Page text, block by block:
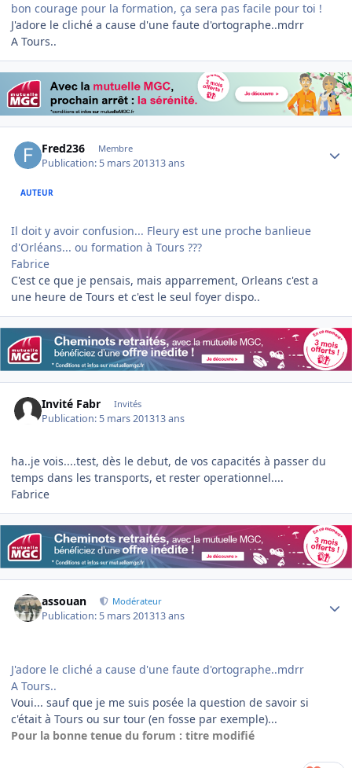
bon courage pour la formation, ça sera pas facile pour toi !
J'adore le cliché a cause d'une faute d'ortographe..mdrr
A Tours..
Fred236 Membre
Publication: 5 mars 201313 ans
AUTEUR
Il doit y avoir confusion... Fleury est une proche banlieue
d'Orléans... ou formation à Tours ???
Fabrice
C'est ce que je pensais, mais apparrement, Orleans c'est a
une heure de Tours et c'est le seul foyer dispo..
Invité Fabr Invités
Publication: 5 mars 201313 ans
ha..je vois....test, dès le debut, de vos capacités à passer du
temps dans les transports, et rester operationnel....
Fabrice
assouan Modérateur
Publication: 5 mars 201313 ans
J'adore le cliché a cause d'une faute d'ortographe..mdrr
A Tours..
Voui... sauf que je me suis posée la question de savoir si
c'était à Tours ou sur tour (en fosse par exemple)...
Pour la bonne tenue du forum : titre modifié